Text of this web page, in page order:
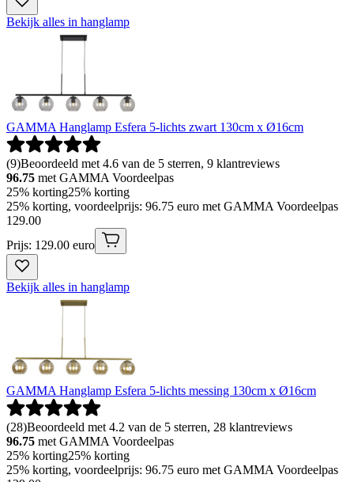
Bekijk alles in hanglamp
GAMMA Hanglamp Esfera 5-lichts zwart 130cm x Ø16cm
(9)Beoordeeld met 4.6 van de 5 sterren, 9 klantreviews
96.75 met GAMMA Voordeelpas
25% korting25% korting
25% korting, voordeelprijs: 96.75 euro met GAMMA Voordeelpas
129.00
Prijs: 129.00 euro
Bekijk alles in hanglamp
GAMMA Hanglamp Esfera 5-lichts messing 130cm x Ø16cm
(28)Beoordeeld met 4.2 van de 5 sterren, 28 klantreviews
96.75 met GAMMA Voordeelpas
25% korting25% korting
25% korting, voordeelprijs: 96.75 euro met GAMMA Voordeelpas